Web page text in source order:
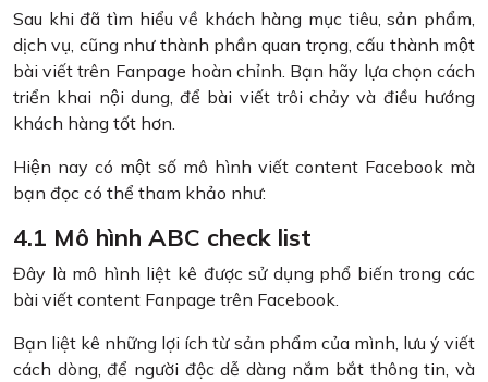
Sau khi đã tìm hiểu về khách hàng mục tiêu, sản phẩm,
dịch vụ, cũng như thành phần quan trọng, cấu thành một
bài viết trên Fanpage hoàn chỉnh. Bạn hãy lựa chọn cách
triển khai nội dung, để bài viết trôi chảy và điều hướng
khách hàng tốt hơn.
Hiện nay có một số mô hình viết content Facebook mà
bạn đọc có thể tham khảo như:
4.1 Mô hình ABC check list
Đây là mô hình liệt kê được sử dụng phổ biến trong các
bài viết content Fanpage trên Facebook.
Bạn liệt kê những lợi ích từ sản phẩm của mình, lưu ý viết
cách dòng, để người độc dễ dàng nắm bắt thông tin, và